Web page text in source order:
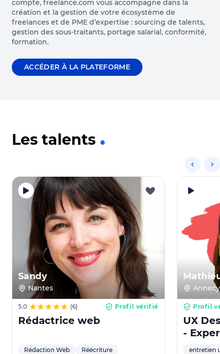
compte, freelance.com vous accompagne dans la
création et la gestion de votre écosystème de
freelances et de PME d’expertise : sourcing de talents,
gestion des sous-traitants, portage salarial, conformité,
formation.
ACCÉDER À LA PLATEFORME
Les talents
Sandy
Nantes
5.0 (6) Profil vérifié
Rédactrice web
Rédaction Web
Réécriture
Annecy
Profil
UX
-
entretien